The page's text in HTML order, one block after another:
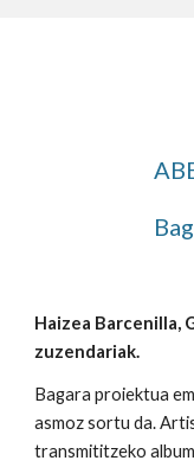
Haizea Barcenilla,
zuzendariak.
Bagara proiektua
asmoz sortu da.
transmititzeko